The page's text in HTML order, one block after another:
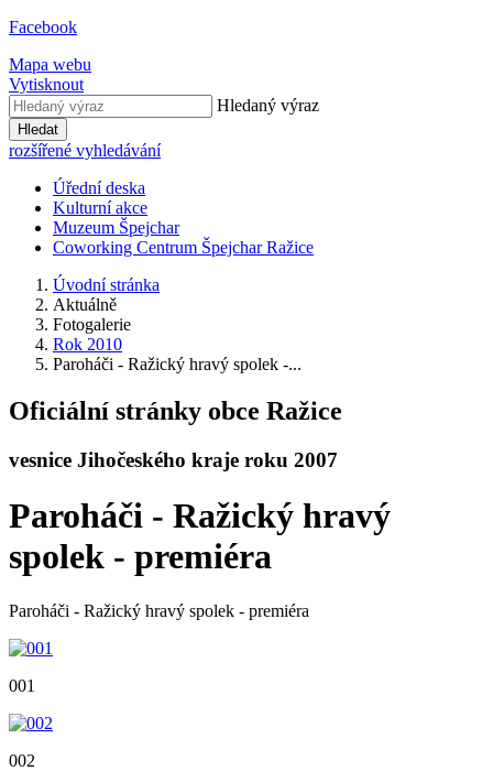
Facebook
Mapa webu
Vytisknout
Hledaný výraz
Hledat
rozšířené vyhledávání
Úřední deska
Kulturní akce
Muzeum Špejchar
Coworking Centrum Špejchar Ražice
Úvodní stránka
Aktuálně
Fotogalerie
Rok 2010
Paroháči - Ražický hravý spolek -...
Oficiální stránky obce Ražice
vesnice Jihočeského kraje roku 2007
Paroháči - Ražický hravý
spolek - premiéra
Paroháči - Ražický hravý spolek - premiéra
001
002